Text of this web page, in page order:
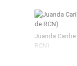
Juanda
RCN)